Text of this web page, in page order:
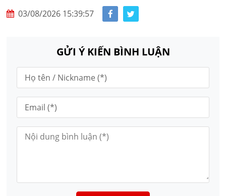
03/08/2026 15:39:57
GỬI Ý KIẾN BÌNH LUẬN